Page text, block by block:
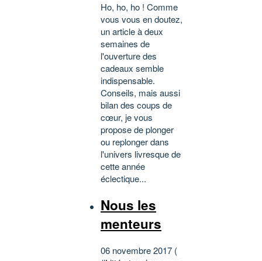
Ho, ho, ho ! Comme
vous vous en doutez,
un article à deux
semaines de
l'ouverture des
cadeaux semble
indispensable.
Conseils, mais aussi
bilan des coups de
cœur, je vous
propose de plonger
ou replonger dans
l'univers livresque de
cette année
éclectique...
Nous les
menteurs
06 novembre 2017 (